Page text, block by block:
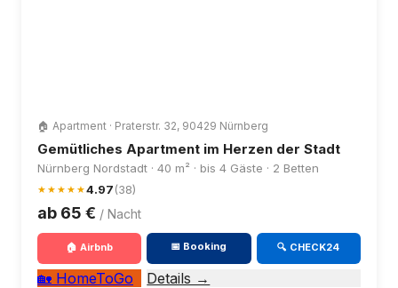
🏠 Apartment · Praterstr. 32, 90429 Nürnberg
Gemütliches Apartment im Herzen der Stadt
Nürnberg Nordstadt · 40 m² · bis 4 Gäste · 2 Betten
★★★★★4.97(38)
ab 65 € / Nacht
🏠 Airbnb 📅 Booking 🔍 CHECK24
🏡 HomeToGo Details →